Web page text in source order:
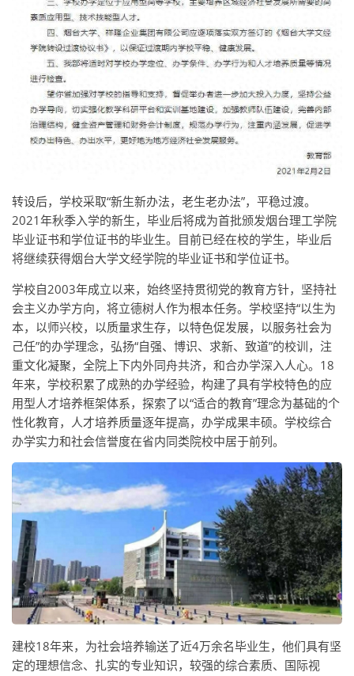
转设后，学校采取“新生新办法，老生老办法”，平稳过渡。
2021年秋季入学的新生，毕业后将成为首批颁发烟台理工学院
毕业证书和学位证书的毕业生。目前已经在校的学生，毕业后
将继续获得烟台大学文经学院的毕业证书和学位证书。
学校自2003年成立以来，始终坚持贯彻党的教育方针，坚持社
会主义办学方向，将立德树人作为根本任务。学校坚持“以生为
本，以师兴校，以质量求生存，以特色促发展，以服务社会为
己任”的办学理念，弘扬“自强、博识、求新、致道”的校训，注
重文化凝聚，全院上下内外同舟共济，和合办学深入人心。18
年来，学校积累了成熟的办学经验，构建了具有学校特色的应
用型人才培养框架体系，探索了以“适合的教育”理念为基础的个
性化教育，人才培养质量逐年提高，办学成果丰硕。学校综合
办学实力和社会信誉度在省内同类院校中居于前列。
建校18年来，为社会培养输送了近4万余名毕业生，他们具有坚
定的理想信念、扎实的专业知识，较强的综合素质、国际视